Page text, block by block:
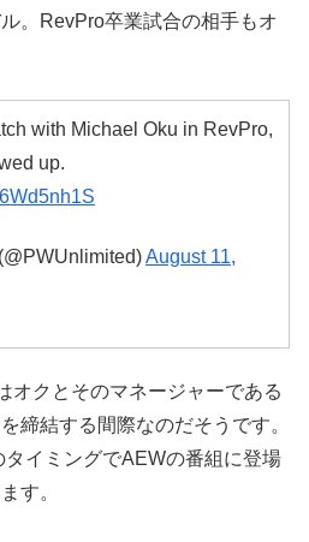
。RevPro卒業試合の相手もオ
with Michael Oku in RevPro,
up.
August 11,
オクとそのマネージャーである
締結する間際なのだそうです。
イミングでAEWの番組に登場
す。